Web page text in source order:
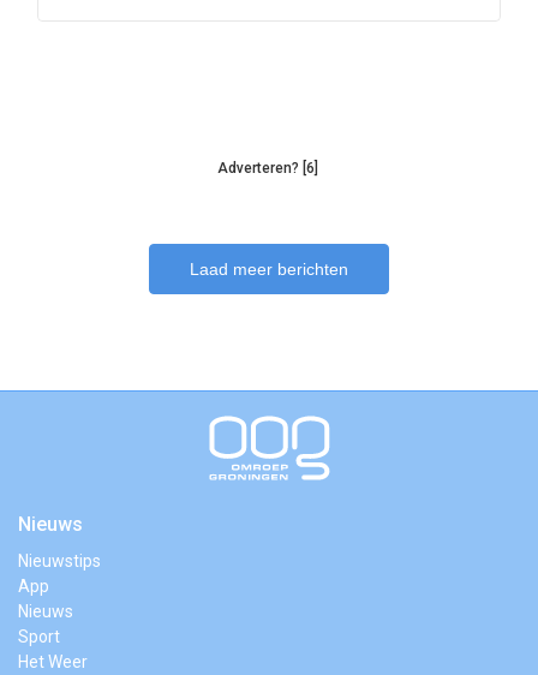
Adverteren? [6]
Laad meer berichten
Nieuws
Nieuwstips
App
Nieuws
Sport
Het Weer